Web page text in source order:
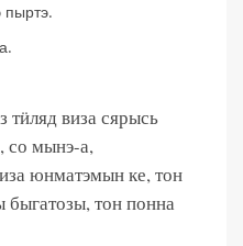
пыртэ.
тӥляд виза сярысь
со мынэ-а,
юнматэмын ке, тон
быгатозы, тон понна